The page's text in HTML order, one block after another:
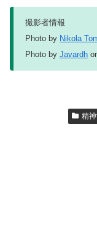
撮影者情報
Photo by Nikola
Photo byJavardh
精